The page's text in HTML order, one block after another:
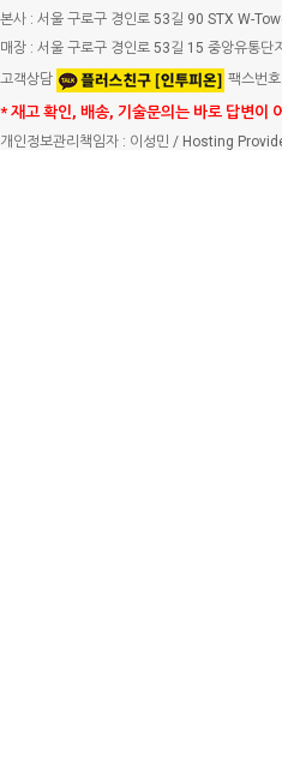
본사 : 서울 구로구 경인로 53길 90 STX W-
매장 : 서울 구로구 경인로 53길 15 중앙유통단
고객상담
팩스번
* 재고 확인, 배송, 기술문의는 바로 답변이
개인정보관리책임자 : 이성민 / Hosting